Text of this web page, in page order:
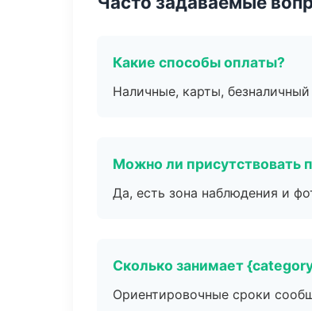
Какие способы оплаты?
Наличные, карты,
Можно ли присутствовать
Да, есть зона наблюдения и
Сколько занимает
Ориентировочные сроки